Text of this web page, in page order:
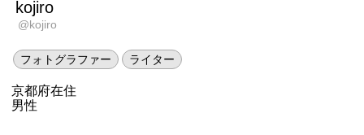
kojiro
@kojiro
フォトグラファー ライター
京都府在住
男性